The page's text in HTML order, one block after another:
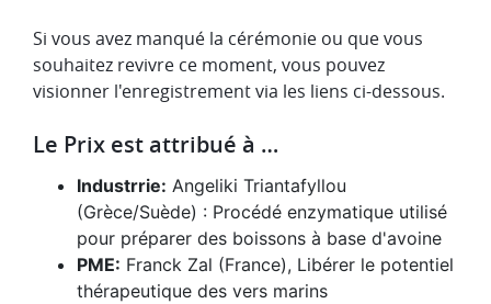
Si vous avez manqué la cérémonie ou que vous
souhaitez revivre ce moment, vous pouvez
visionner l'enregistrement via les liens ci-dessous.
Le Prix est attribué à …
Industrrie: Angeliki Triantafyllou​
(Grèce/Suède) : Procédé enzymatique utilisé
pour préparer des boissons à base d'avoine
PME: Franck Zal (France), Libérer le potentiel
thérapeutique des vers marins